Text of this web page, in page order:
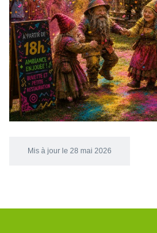
Mis à jour le 28 mai 2026